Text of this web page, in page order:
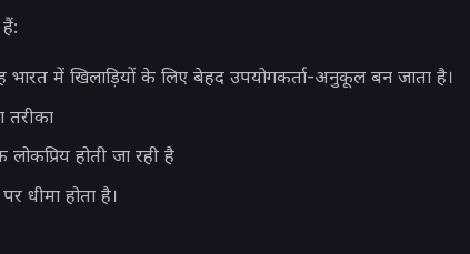
में खिलाड़ियों के लिए बेहद उपयोगकर्ता-अनुकूल बन जाता है।
होती जा रही है
धीमा होता है।